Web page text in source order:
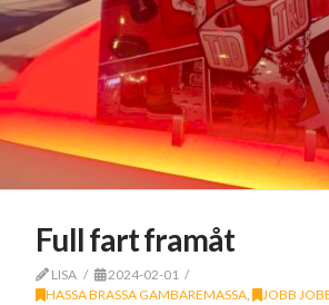
Full fart framåt
LISA
2024-02-01
HASSA BRASSA GAMBAREMASSA, JOBB